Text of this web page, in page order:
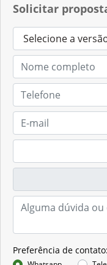
Solicitar
Preferência de contato: